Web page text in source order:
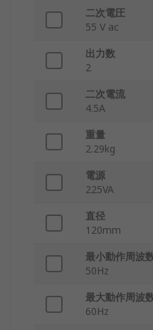
二次電圧
55 V ac
出力数
2
二次電流
4.5A
重量
2.29kg
電源
225VA
直径
120mm
最小動作周波
50Hz
最大動作周波
60Hz